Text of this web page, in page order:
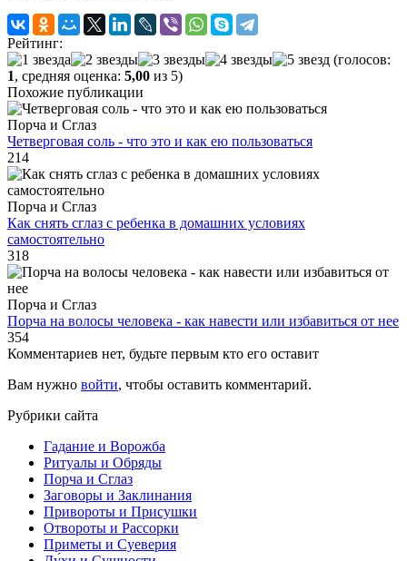
Рейтинг:
(голосов:
1, средняя оценка: 5,00 из 5)
Похожие публикации
Порча и Сглаз
Четверговая соль - что это и как ею пользоваться
214
Порча и Сглаз
Как снять сглаз с ребенка в домашних условиях
самостоятельно
318
Порча и Сглаз
Порча на волосы человека - как навести или избавиться от нее
354
Комментариев нет, будьте первым кто его оставит
Вам нужно войти, чтобы оставить комментарий.
Рубрики сайта
Гадание и Ворожба
Ритуалы и Обряды
Порча и Сглаз
Заговоры и Заклинания
Привороты и Присушки
Отвороты и Рассорки
Приметы и Суеверия